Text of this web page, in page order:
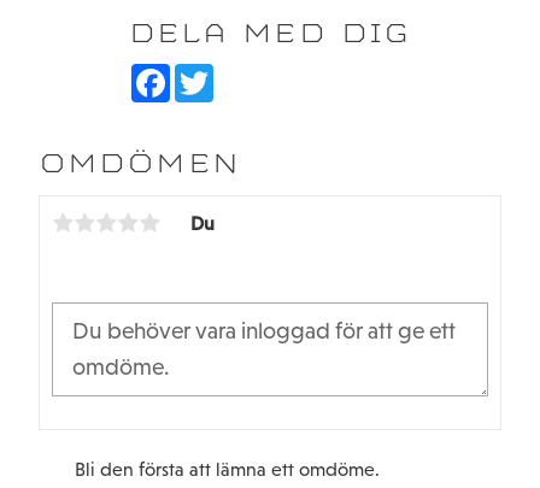
DELA MED DIG
F
b
o
T
t
e
OMDÖMEN
Du
Bli den första att lämna ett omdöme.